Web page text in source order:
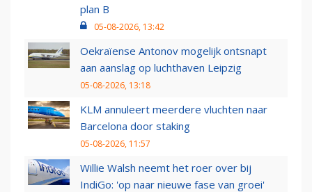
plan B
05-08-2026, 13:42
Oekraïense Antonov mogelijk ontsnapt
aan aanslag op luchthaven Leipzig
05-08-2026, 13:18
KLM annuleert meerdere vluchten naar
Barcelona door staking
05-08-2026, 11:57
Willie Walsh neemt het roer over bij
IndiGo: 'op naar nieuwe fase van groei'